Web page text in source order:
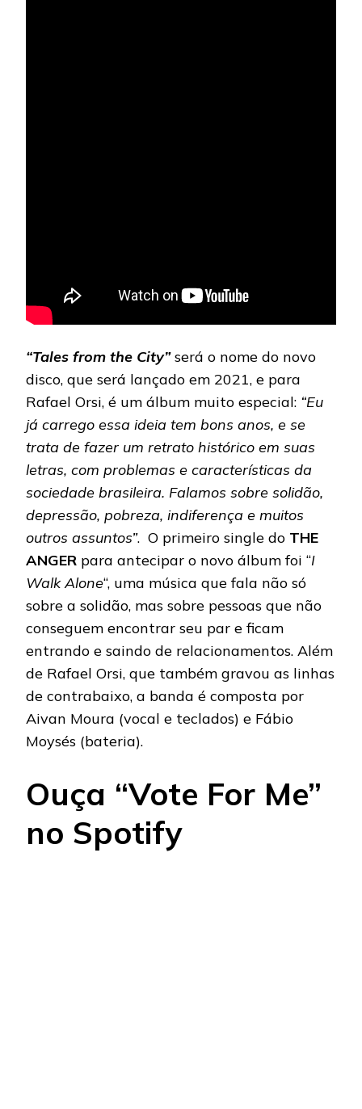
“Tales from the City”será o nome do novo
disco, que será lançado em 2021, e para
Rafael Orsi, é um álbum muito especial: “Eu
já carrego essa ideia tem bons anos, e se
trata de fazer um retrato histórico em suas
letras, com problemas e características da
sociedade brasileira. Falamos sobre solidão,
depressão, pobreza, indiferença e muitos
outros assuntos”. O primeiro single do THE
ANGER para antecipar o novo álbum foi “I
Walk Alone“, uma música que fala não só
sobre a solidão, mas sobre pessoas que não
conseguem encontrar seu par e ficam
entrando e saindo de relacionamentos. Além
de Rafael Orsi, que também gravou as linhas
de contrabaixo, a banda é composta por
Aivan Moura (vocal e teclados) e Fábio
Moysés (bateria).
Ouça “Vote For Me”
no Spotify